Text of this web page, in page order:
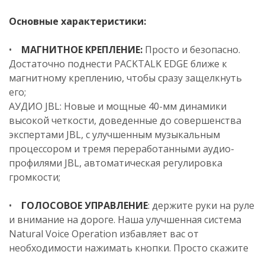
Основные характеристики:
• МАГНИТНОЕ КРЕПЛЕНИЕ: Просто и безопасно.
Достаточно поднести PACKTALK EDGE ближе к
магнитному креплению, чтобы сразу защелкнуть
его;
АУДИО JBL: Новые и мощные 40-мм динамики
высокой четкости, доведенные до совершенства
экспертами JBL, с улучшенным музыкальным
процессором и тремя переработанными аудио-
профилями JBL, автоматическая регулировка
громкости;
• ГОЛОСОВОЕ УПРАВЛЕНИЕ: держите руки на руле
и внимание на дороге. Наша улучшенная система
Natural Voice Operation избавляет вас от
необходимости нажимать кнопки. Просто скажите